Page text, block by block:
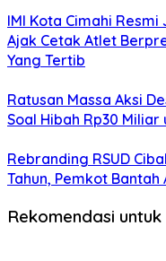
IMI Kota Cimahi
Ajak Cetak Atlet
Yang Tertib
Ratusan Massa Aksi
Soal Hibah Rp30 Miliar
Rebranding RSUD
Tahun, Pemkot
Rekomendasi untuk